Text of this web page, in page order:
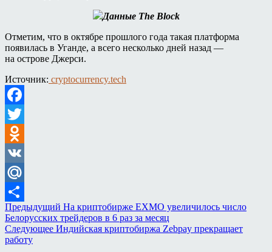
Данные The Block
Отметим, что в октябре прошлого года такая платформа
появилась в Уганде, а всего несколько дней назад —
на острове Джерси.
Источник: cryptocurrency.tech
Facebook
Twitter
Odnoklassniki
VK
Mail.Ru
Отправить
Предыдущий На криптобирже EXMO увеличилось число
Белорусских трейдеров в 6 раз за месяц
Следующее Индийская криптобиржа Zebpay прекращает
работу